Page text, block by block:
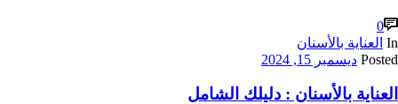
0
In العناية بالأسنان
Posted ديسمبر 15, 2024
العناية بالأسنان : دليلك الشامل